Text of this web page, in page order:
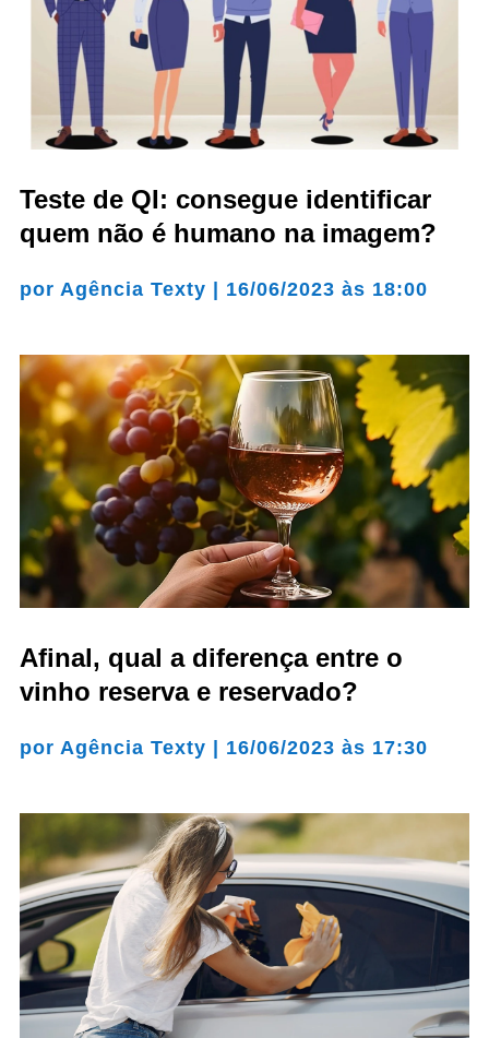
Teste de QI: consegue identificar
quem não é humano na imagem?
por Agência Texty 16/06/2023 às 18:00
Afinal, qual a diferença entre o
vinho reserva e reservado?
por Agência Texty 16/06/2023 às 17:30